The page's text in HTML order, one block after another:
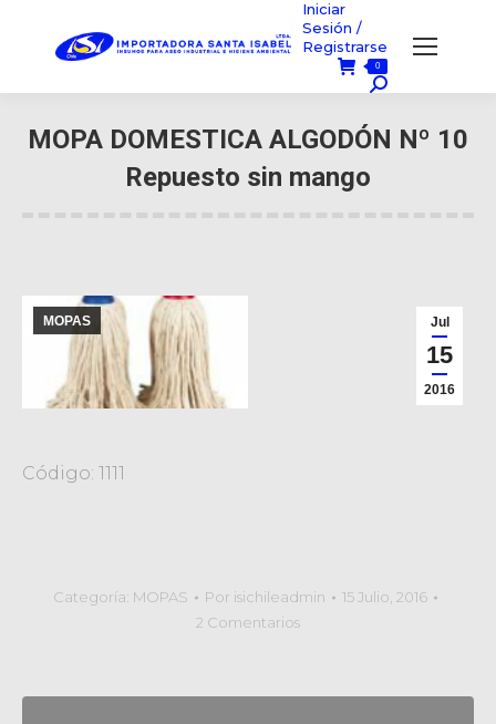
Iniciar
Sesión /
Registrarse
0
Búsqueda:
MOPA DOMESTICA ALGODÓN Nº 10
Repuesto sin mango
Jul
15
2016
MOPAS
Código: 1111
Categoría: MOPAS Por isichileadmin
15 Julio, 2016
2 Comentarios